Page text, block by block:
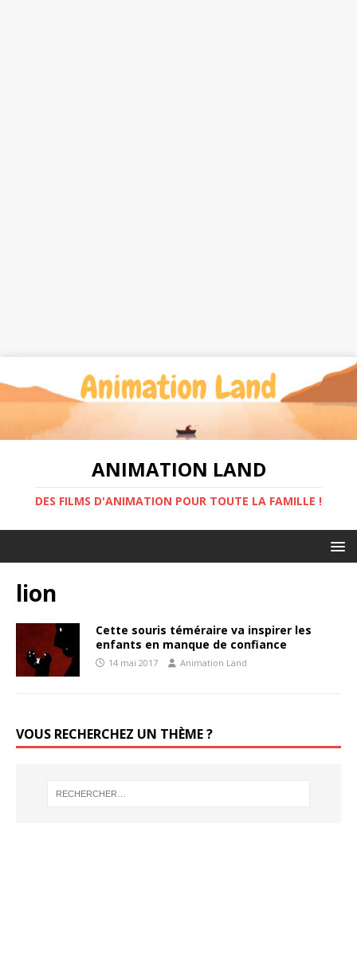
ANIMATION LAND
DES FILMS D'ANIMATION POUR TOUTE LA FAMILLE !
lion
Cette souris téméraire va inspirer les
enfants en manque de confiance
14 mai 2017 Animation Land
VOUS RECHERCHEZ UN THÈME ?